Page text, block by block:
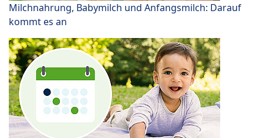
Milchnahrung, Babymilch und Anfangsmilch: Darauf
kommt es an